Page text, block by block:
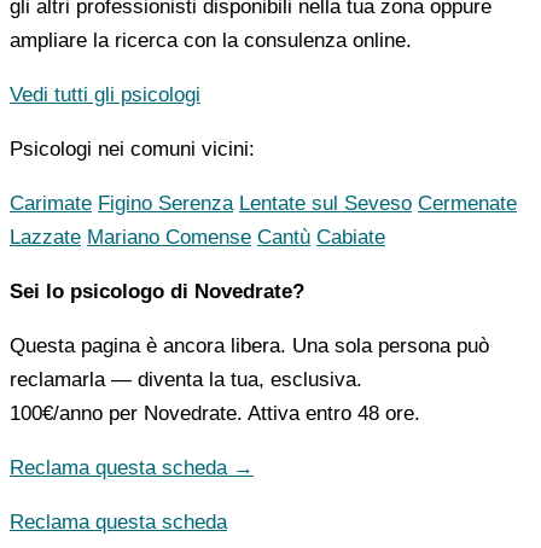
gli altri professionisti disponibili nella tua zona oppure
ampliare la ricerca con la consulenza online.
Vedi tutti gli psicologi
Psicologi nei comuni vicini:
Carimate Figino Serenza Lentate sul Seveso Cermenate
Lazzate Mariano Comense Cantù Cabiate
Sei lo psicologo di Novedrate?
Questa pagina è ancora libera. Una sola persona può
reclamarla — diventa la tua, esclusiva.
100€/anno per Novedrate. Attiva entro 48 ore.
Reclama questa scheda →
Reclama questa scheda